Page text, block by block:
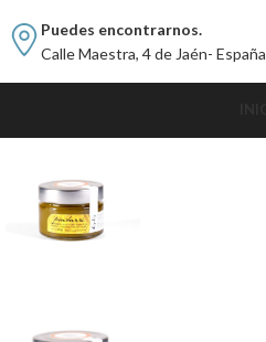
Puedes encontrarnos.
Calle Maestra, 4 de Jaén- España